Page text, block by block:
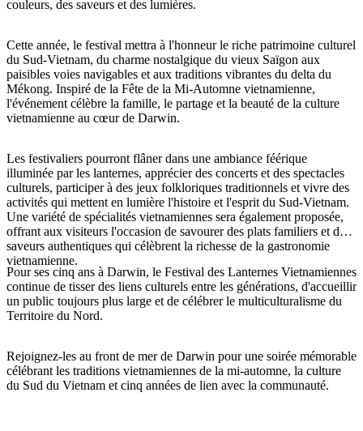
Rechercher:
up
couleurs, des saveurs et des lumières.
Cette année, le festival mettra à l'honneur le riche patrimoine culturel
du Sud-Vietnam, du charme nostalgique du vieux Saïgon aux
paisibles voies navigables et aux traditions vibrantes du delta du
Mékong. Inspiré de la Fête de la Mi-Automne vietnamienne,
l'événement célèbre la famille, le partage et la beauté de la culture
vietnamienne au cœur de Darwin.
Les festivaliers pourront flâner dans une ambiance féérique
illuminée par les lanternes, apprécier des concerts et des spectacles
culturels, participer à des jeux folkloriques traditionnels et vivre des
activités qui mettent en lumière l'histoire et l'esprit du Sud-Vietnam.
Une variété de spécialités vietnamiennes sera également proposée,
offrant aux visiteurs l'occasion de savourer des plats familiers et des
saveurs authentiques qui célèbrent la richesse de la gastronomie
vietnamienne.
Pour ses cinq ans à Darwin, le Festival des Lanternes Vietnamiennes
continue de tisser des liens culturels entre les générations, d'accueillir
un public toujours plus large et de célébrer le multiculturalisme du
Territoire du Nord.
Rejoignez-les au front de mer de Darwin pour une soirée mémorable
célébrant les traditions vietnamiennes de la mi-automne, la culture
du Sud du Vietnam et cinq années de lien avec la communauté.